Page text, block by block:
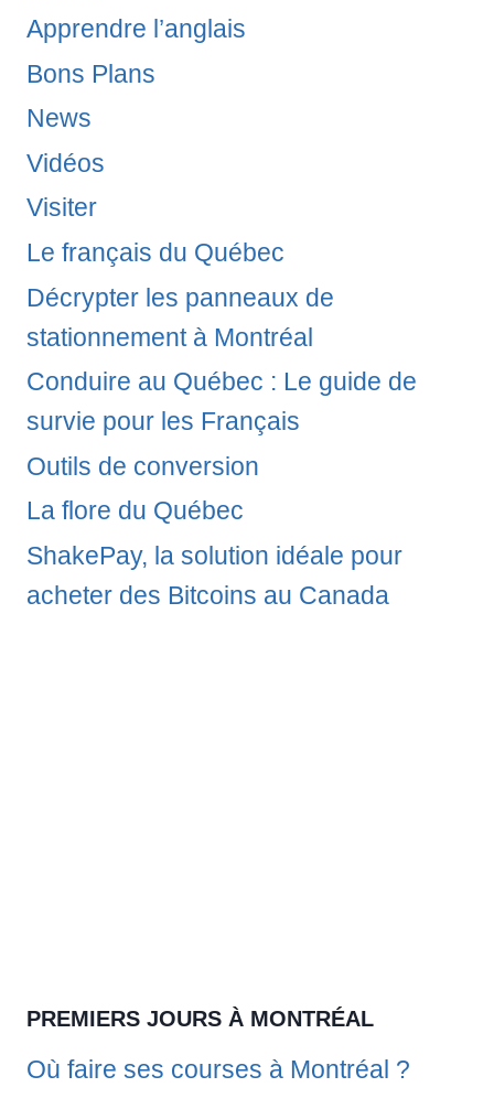
Apprendre l’anglais
Bons Plans
News
Vidéos
Visiter
Le français du Québec
Décrypter les panneaux de
stationnement à Montréal
Conduire au Québec : Le guide de
survie pour les Français
Outils de conversion
La flore du Québec
ShakePay, la solution idéale pour
acheter des Bitcoins au Canada
PREMIERS JOURS À MONTRÉAL
Où faire ses courses à Montréal ?